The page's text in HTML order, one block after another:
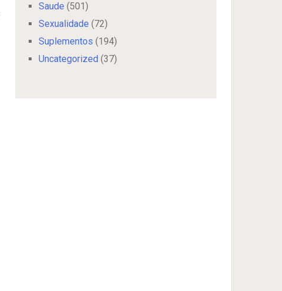
Saude (501)
Sexualidade (72)
Suplementos (194)
Uncategorized (37)